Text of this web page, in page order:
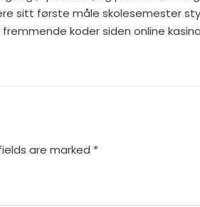
sitt første måle skolesemester
koder siden online
are marked *